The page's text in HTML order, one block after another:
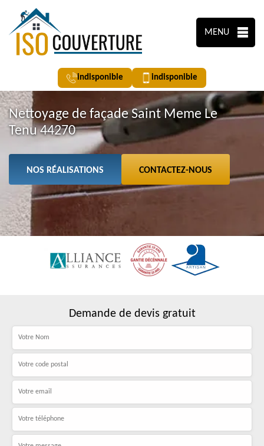
MENU
indisponible indisponible
Nettoyage de façade Saint Meme Le
Tenu 44270
NOS RÉALISATIONS CONTACTEZ-NOUS
Demande de devis gratuit